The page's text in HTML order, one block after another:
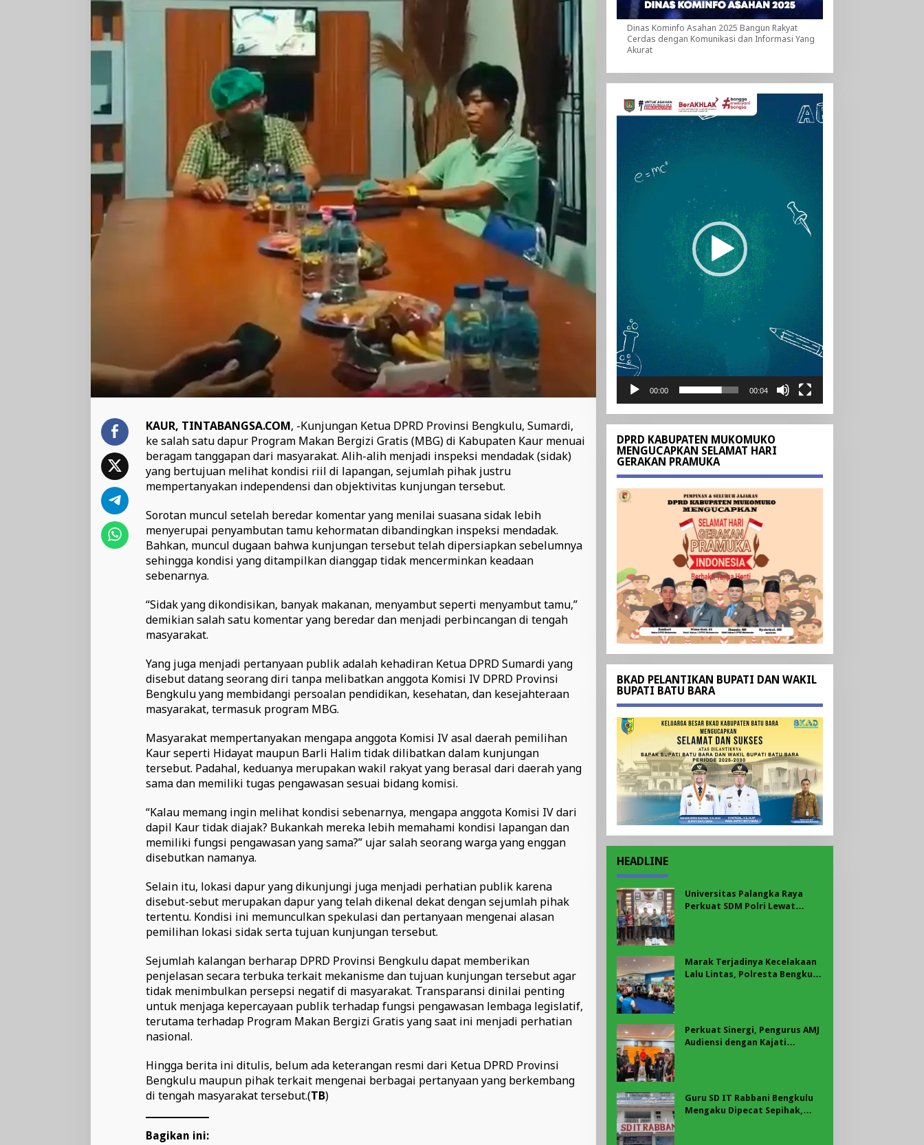
KAUR, TINTABANGSA.COM, -Kunjungan Ketua DPRD Provinsi Bengkulu, Sumardi,
ke salah satu dapur Program Makan Bergizi Gratis (MBG) di Kabupaten Kaur menuai
beragam tanggapan dari masyarakat. Alih-alih menjadi inspeksi mendadak (sidak)
yang bertujuan melihat kondisi riil di lapangan, sejumlah pihak justru
mempertanyakan independensi dan objektivitas kunjungan tersebut.
Sorotan muncul setelah beredar komentar yang menilai suasana sidak lebih
menyerupai penyambutan tamu kehormatan dibandingkan inspeksi mendadak.
Bahkan, muncul dugaan bahwa kunjungan tersebut telah dipersiapkan sebelumnya
sehingga kondisi yang ditampilkan dianggap tidak mencerminkan keadaan
sebenarnya.
“Sidak yang dikondisikan, banyak makanan, menyambut seperti menyambut tamu,”
demikian salah satu komentar yang beredar dan menjadi perbincangan di tengah
masyarakat.
Yang juga menjadi pertanyaan publik adalah kehadiran Ketua DPRD Sumardi yang
disebut datang seorang diri tanpa melibatkan anggota Komisi IV DPRD Provinsi
Bengkulu yang membidangi persoalan pendidikan, kesehatan, dan kesejahteraan
masyarakat, termasuk program MBG.
Masyarakat mempertanyakan mengapa anggota Komisi IV asal daerah pemilihan
Kaur seperti Hidayat maupun Barli Halim tidak dilibatkan dalam kunjungan
tersebut. Padahal, keduanya merupakan wakil rakyat yang berasal dari daerah yang
sama dan memiliki tugas pengawasan sesuai bidang komisi.
“Kalau memang ingin melihat kondisi sebenarnya, mengapa anggota Komisi IV dari
dapil Kaur tidak diajak? Bukankah mereka lebih memahami kondisi lapangan dan
memiliki fungsi pengawasan yang sama?” ujar salah seorang warga yang enggan
disebutkan namanya.
Selain itu, lokasi dapur yang dikunjungi juga menjadi perhatian publik karena
disebut-sebut merupakan dapur yang telah dikenal dekat dengan sejumlah pihak
tertentu. Kondisi ini memunculkan spekulasi dan pertanyaan mengenai alasan
pemilihan lokasi sidak serta tujuan kunjungan tersebut.
Sejumlah kalangan berharap DPRD Provinsi Bengkulu dapat memberikan
penjelasan secara terbuka terkait mekanisme dan tujuan kunjungan tersebut agar
tidak menimbulkan persepsi negatif di masyarakat. Transparansi dinilai penting
untuk menjaga kepercayaan publik terhadap fungsi pengawasan lembaga legislatif,
terutama terhadap Program Makan Bergizi Gratis yang saat ini menjadi perhatian
nasional.
Hingga berita ini ditulis, belum ada keterangan resmi dari Ketua DPRD Provinsi
Bengkulu maupun pihak terkait mengenai berbagai pertanyaan yang berkembang
di tengah masyarakat tersebut.(TB)
Bagikan ini:
Dinas Kominfo Asahan 2025 Bangun Rakyat
Cerdas dengan Komunikasi dan Informasi Yang
Akurat
Pemutar
Video
00:00 00:04
DPRD KABUPATEN MUKOMUKO
MENGUCAPKAN SELAMAT HARI
GERAKAN PRAMUKA
BKAD PELANTIKAN BUPATI DAN WAKIL
BUPATI BATU BARA
HEADLINE
Universitas Palangka Raya
Perkuat SDM Polri Lewat
Marak Terjadinya Kecelakaan
Lalu Lintas, Polresta Bengkulu
Perkuat Sinergi, Pengurus AMJ
Audiensi dengan Kajati
Guru SD IT Rabbani Bengkulu
Mengaku Dipecat Sepihak,